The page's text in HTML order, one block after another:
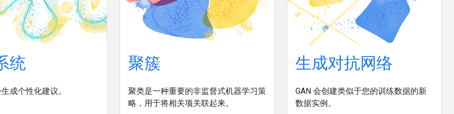
统
生成个性化建议。
聚簇
聚类是一种重要的非监督式机器学习策
略，用于将相关项关联起来。
生成对抗网络
GAN 会创建类似于您的训练数据的新
数据实例。